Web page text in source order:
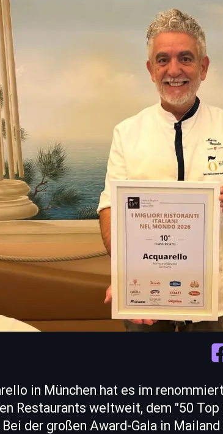
in München hat es im
Restaurants weltweit, dem "50
der großen Award-Gala in